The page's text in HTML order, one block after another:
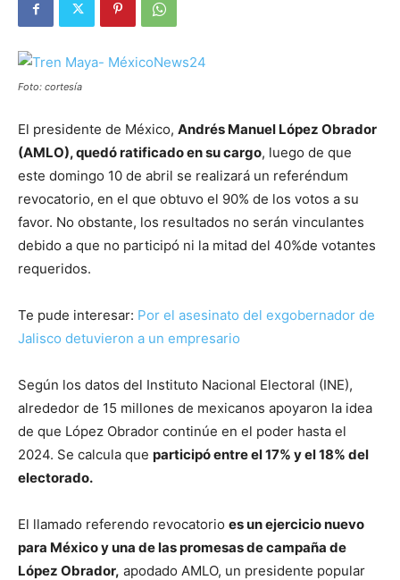
Foto: cortesía
El presidente de México, Andrés Manuel López Obrador
(AMLO), quedó ratificado en su cargo, luego de que
este domingo 10 de abril se realizará un referéndum
revocatorio, en el que obtuvo el 90% de los votos a su
favor. No obstante, los resultados no serán vinculantes
debido a que no participó ni la mitad del 40%de votantes
requeridos.
Te pude interesar: Por el asesinato del exgobernador de
Jalisco detuvieron a un empresario
Según los datos del Instituto Nacional Electoral (INE),
alrededor de 15 millones de mexicanos apoyaron la idea
de que López Obrador continúe en el poder hasta el
2024. Se calcula que participó entre el 17% y el 18% del
electorado.
El llamado referendo revocatorio es un ejercicio nuevo
para México y una de las promesas de campaña de
López Obrador, apodado AMLO, un presidente popular